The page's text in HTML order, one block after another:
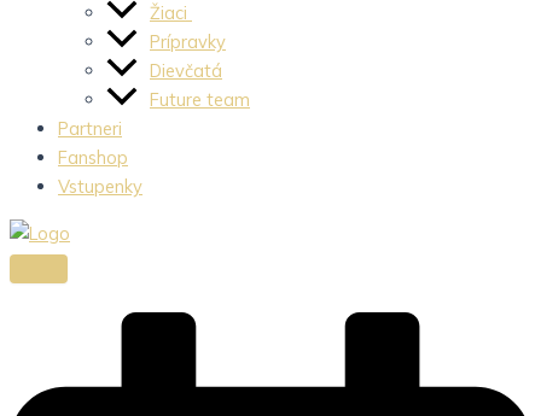
Žiaci
Prípravky
Dievčatá
Future team
Partneri
Fanshop
Vstupenky